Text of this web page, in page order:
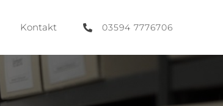
Kontakt 03594 7776706